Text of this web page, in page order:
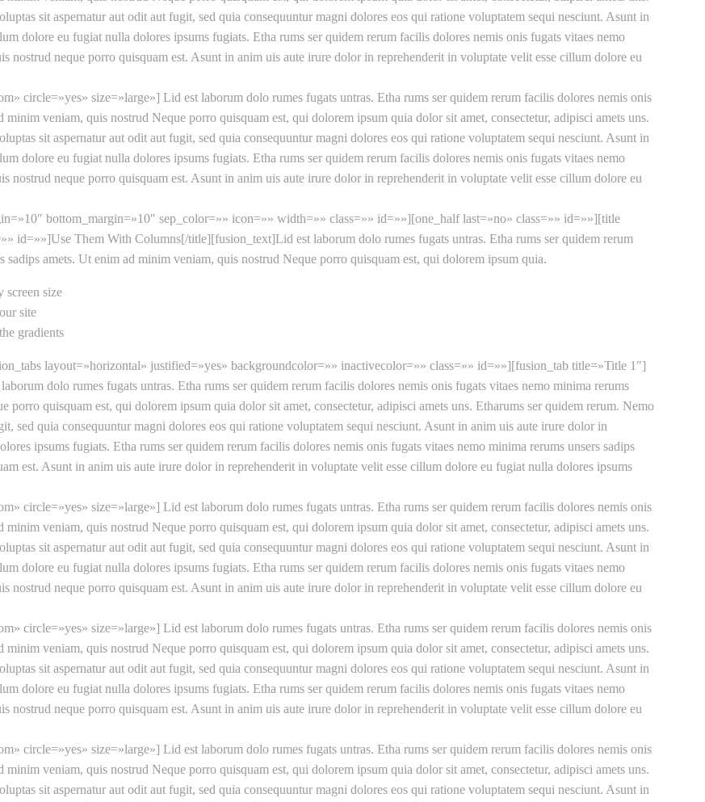
sit aspernatur aut odit aut fugit, sed quia consequuntur magni dolores eos qui ratione voluptatem sequi nesciunt. Asunt in
dolore eu fugiat nulla dolores ipsums fugiats. Etha rums ser quidem rerum facilis dolores nemis onis fugats vitaes nemo
nostrud neque porro quisquam est. Asunt in anim uis aute irure dolor in reprehenderit in voluptate velit esse cillum dolore eu
circle=»yes» size=»large»] Lid est laborum dolo rumes fugats untras. Etha rums ser quidem rerum facilis dolores nemis onis
minim veniam, quis nostrud Neque porro quisquam est, qui dolorem ipsum quia dolor sit amet, consectetur, adipisci amets uns.
sit aspernatur aut odit aut fugit, sed quia consequuntur magni dolores eos qui ratione voluptatem sequi nesciunt. Asunt in
dolore eu fugiat nulla dolores ipsums fugiats. Etha rums ser quidem rerum facilis dolores nemis onis fugats vitaes nemo
nostrud neque porro quisquam est. Asunt in anim uis aute irure dolor in reprehenderit in voluptate velit esse cillum dolore eu
bottom_margin=»10″ sep_color=»» icon=»» width=»» class=»» id=»»][one_half last=»no» class=»» id=»»][title
id=»»]Use Them With Columns[/title][fusion_text]Lid est laborum dolo rumes fugats untras. Etha rums ser quidem rerum
amets. Ut enim ad minim veniam, quis nostrud Neque porro quisquam est, qui dolorem ipsum quia.
screen size
site
gradients
layout=»horizontal» justified=»yes» backgroundcolor=»» inactivecolor=»» class=»» id=»»][fusion_tab title=»Title 1″]
dolo rumes fugats untras. Etha rums ser quidem rerum facilis dolores nemis onis fugats vitaes nemo minima rerums
porro quisquam est, qui dolorem ipsum quia dolor sit amet, consectetur, adipisci amets uns. Etharums ser quidem rerum. Nemo
sed quia consequuntur magni dolores eos qui ratione voluptatem sequi nesciunt. Asunt in anim uis aute irure dolor in
ipsums fugiats. Etha rums ser quidem rerum facilis dolores nemis onis fugats vitaes nemo minima rerums unsers sadips
est. Asunt in anim uis aute irure dolor in reprehenderit in voluptate velit esse cillum dolore eu fugiat nulla dolores ipsums
circle=»yes» size=»large»] Lid est laborum dolo rumes fugats untras. Etha rums ser quidem rerum facilis dolores nemis onis
minim veniam, quis nostrud Neque porro quisquam est, qui dolorem ipsum quia dolor sit amet, consectetur, adipisci amets uns.
sit aspernatur aut odit aut fugit, sed quia consequuntur magni dolores eos qui ratione voluptatem sequi nesciunt. Asunt in
dolore eu fugiat nulla dolores ipsums fugiats. Etha rums ser quidem rerum facilis dolores nemis onis fugats vitaes nemo
nostrud neque porro quisquam est. Asunt in anim uis aute irure dolor in reprehenderit in voluptate velit esse cillum dolore eu
circle=»yes» size=»large»] Lid est laborum dolo rumes fugats untras. Etha rums ser quidem rerum facilis dolores nemis onis
minim veniam, quis nostrud Neque porro quisquam est, qui dolorem ipsum quia dolor sit amet, consectetur, adipisci amets uns.
sit aspernatur aut odit aut fugit, sed quia consequuntur magni dolores eos qui ratione voluptatem sequi nesciunt. Asunt in
dolore eu fugiat nulla dolores ipsums fugiats. Etha rums ser quidem rerum facilis dolores nemis onis fugats vitaes nemo
nostrud neque porro quisquam est. Asunt in anim uis aute irure dolor in reprehenderit in voluptate velit esse cillum dolore eu
circle=»yes» size=»large»] Lid est laborum dolo rumes fugats untras. Etha rums ser quidem rerum facilis dolores nemis onis
minim veniam, quis nostrud Neque porro quisquam est, qui dolorem ipsum quia dolor sit amet, consectetur, adipisci amets uns.
sit aspernatur aut odit aut fugit, sed quia consequuntur magni dolores eos qui ratione voluptatem sequi nesciunt. Asunt in